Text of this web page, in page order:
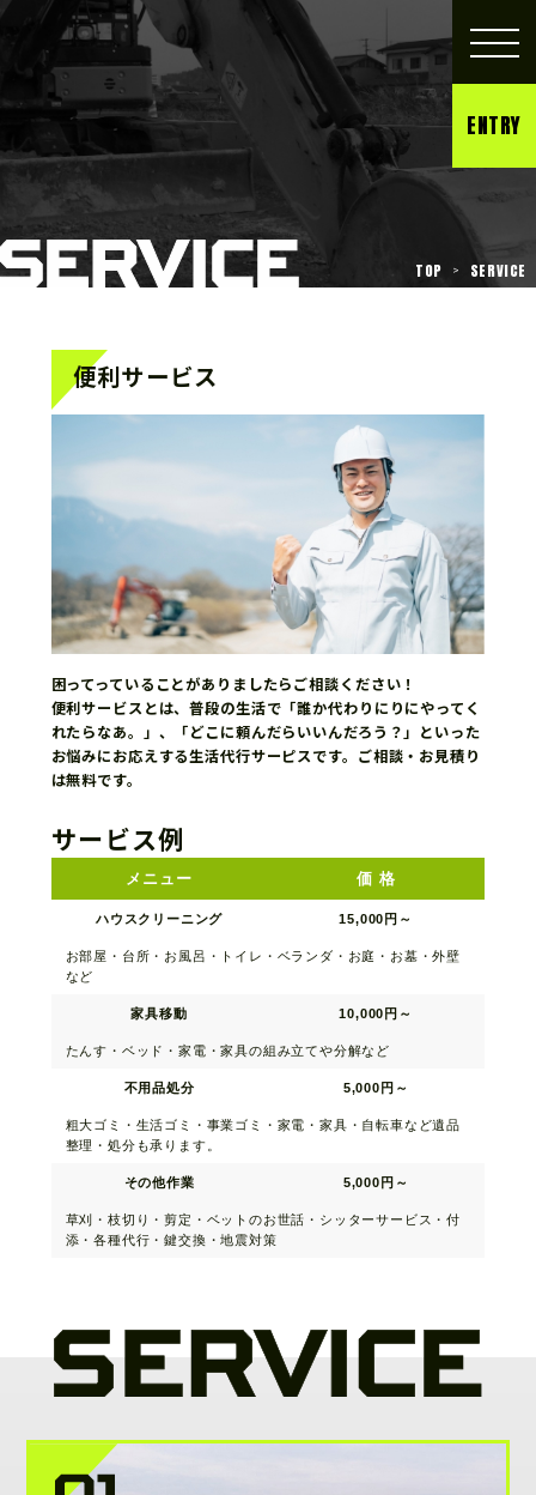
ENTRY
TOP SERVICE
便利サービス
困ってっていることがありましたらご相談ください！
便利サービスとは、普段の生活で「誰か代わりにりにやってく
れたらなあ。」、「どこに頼んだらいいんだろう？」といった
お悩みにお応えする生活代行サーピスです。ご相談・お見積り
は無料です。
サービス例
メニュー 価 格
ハウスクリーニング 15,000円～
お部屋・台所・お風呂・トイレ・ベランダ・お庭・お墓・外壁
など
家具移動 10,000円～
たんす・ベッド・家電・家具の組み立てや分解など
不用品処分 5,000円～
粗大ゴミ・生活ゴミ・事業ゴミ・家電・家具・自転車など遺品
整理・処分も承ります。
その他作業 5,000円～
草刈・枝切り・剪定・ベットのお世話・シッターサービス・付
添・各種代行・鍵交換・地震対策